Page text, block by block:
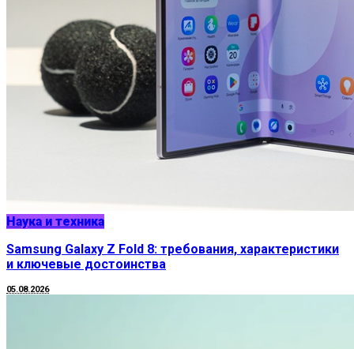
Наука и техника
Samsung Galaxy Z Fold 8: требования, характеристики
и ключевые достоинства
05.08.2026